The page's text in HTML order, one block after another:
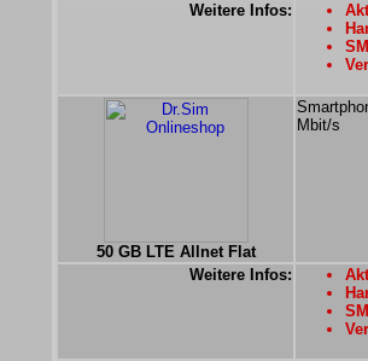
Weitere Infos:
50 GB LTE Allnet Flat
Mbit/s
Weitere Infos: